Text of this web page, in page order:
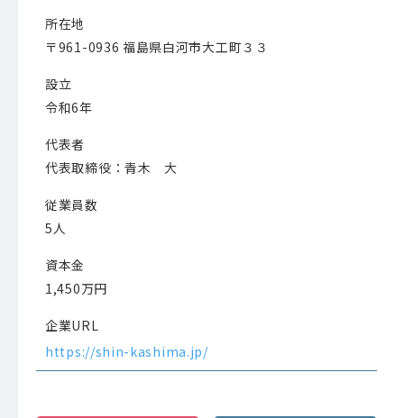
所在地
〒961-0936 福島県白河市大工町３３
設立
令和6年
代表者
代表取締役：青木 大
従業員数
5人
資本金
1,450万円
企業URL
https://shin-kashima.jp/